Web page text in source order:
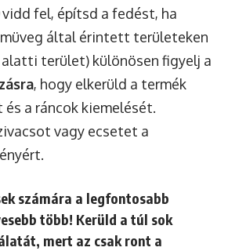
vidd fel, építsd a fedést, ha
által érintett területeken
alatti terület) különösen figyelj a
, hogy elkerüld a termék
a ráncok kiemelését.
vagy ecsetet a
számára a legfontosabb
több! Kerüld a túl sok
mert az csak ront a